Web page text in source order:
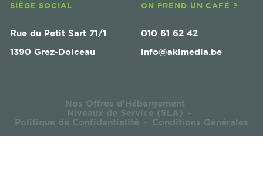
SIÈGE SOCIAL
Rue du Petit Sart 71/1
1390 Grez-Doiceau
ON PREND UN CAFÉ ?
010 61 62 42
info@akimedia.be
Nos Offres d'Hébergement -
Niveaux de Service (SLA) -
Politique de Confidentialité - Conditions Générales